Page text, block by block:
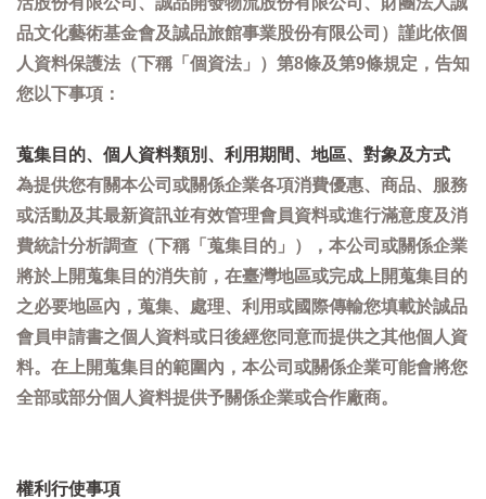
品文化藝術基金會及誠品旅館事業股份有限公司）謹此依個
人資料保護法（下稱「個資法」）第8條及第9條規定，告知
您以下事項：
蒐集目的、個人資料類別、利用期間、地區、對象及方式
為提供您有關本公司或關係企業各項消費優惠、商品、服務
或活動及其最新資訊並有效管理會員資料或進行滿意度及消
費統計分析調查（下稱「蒐集目的」），本公司或關係企業
將於上開蒐集目的消失前，在臺灣地區或完成上開蒐集目的
之必要地區內，蒐集、處理、利用或國際傳輸您填載於誠品
會員申請書之個人資料或日後經您同意而提供之其他個人資
料。在上開蒐集目的範圍內，本公司或關係企業可能會將您
全部或部分個人資料提供予關係企業或合作廠商。
權利行使事項